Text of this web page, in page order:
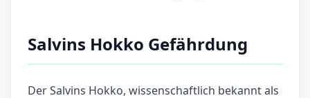
Salvins Hokko Gefährdung
Der Salvins Hokko, wissenschaftlich bekannt als